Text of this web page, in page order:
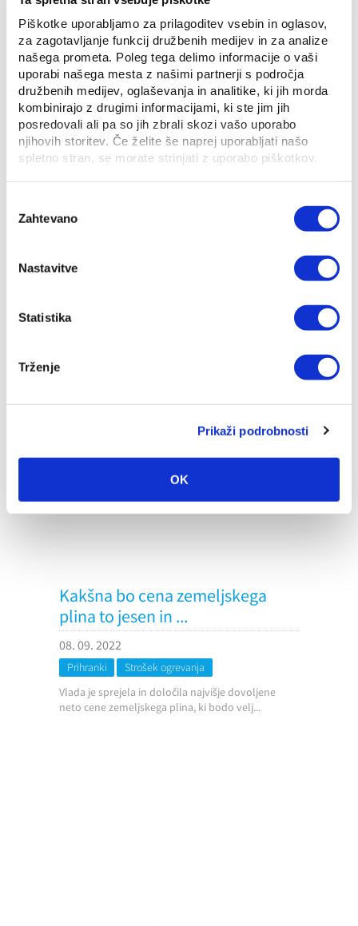
Piškotke uporabljamo za prilagoditev vsebin in oglasov,
za zagotavljanje funkcij družbenih medijev in za analize
našega prometa. Poleg tega delimo informacije o vaši
uporabi našega mesta z našimi partnerji s področja
družbenih medijev, oglaševanja in analitike, ki jih morda
kombinirajo z drugimi informacijami, ki ste jim jih
posredovali ali pa so jih zbrali skozi vašo uporabo
njihovih storitev. Če želite še naprej uporabljati našo
spletno stran, se morate strinjati z uporabo piškotkov.
soglasja
Zahtevano
Nastavitve
Statistika
Trženje
Prikaži podrobnosti
OK
stroških energije.
energije od 1. 9. 2...
Energija
cen električne energije, ki določa na...
Kakšna bo cena zemeljskega
plina to jesen in ...
08. 09. 2022
Prihranki
Strošek ogrevanja
Vlada je sprejela in določila najvišje dovoljene
neto cene zemeljskega plina, ki bodo velj...